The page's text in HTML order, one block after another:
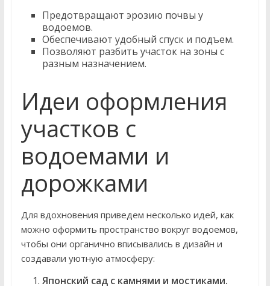
Предотвращают эрозию почвы у
водоемов.
Обеспечивают удобный спуск и подъем.
Позволяют разбить участок на зоны с
разным назначением.
Идеи оформления
участков с
водоемами и
дорожками
Для вдохновения приведем несколько идей, как
можно оформить пространство вокруг водоемов,
чтобы они органично вписывались в дизайн и
создавали уютную атмосферу:
Японский сад с камнями и мостиками.